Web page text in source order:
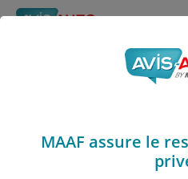
Obtenir un devis
Avis Jeep
MAAF assure le